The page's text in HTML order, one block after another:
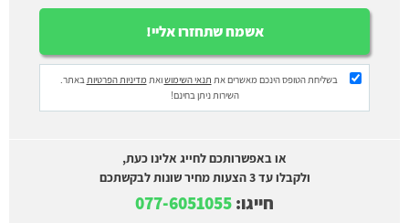
בשליחת הטופס הינכם מאשרים את תנאי השימושואת מדיניות הפרטיותבאתר.
השירות ניתן בחינם!
או באפשרותכם לחייג אלינו כעת,
ולקבלו עד 3 הצעות מחיר שונות לבקשתכם
חייגו: